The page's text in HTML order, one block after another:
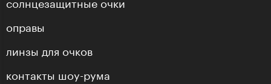
оправы
линзы для очков
контакты шоу-рума